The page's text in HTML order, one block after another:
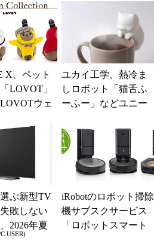
X、ペット
LOVOT」
ウェ
ユカイ工学、熱冷ま
しロボット「猫舌ふ
ーふー」などユニー
を発表
ぶ新型TV
敗しない
2026年夏
デル
USER)
iRobotのロボット掃除
機サブスクサービス
「ロボットスマート